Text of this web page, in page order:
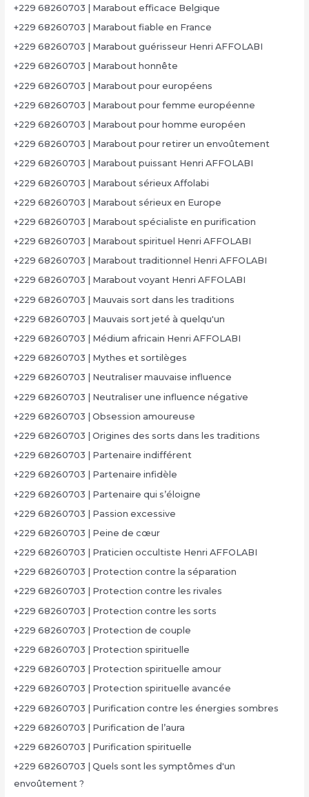
+229 68260703 | Marabout efficace Belgique
+229 68260703 | Marabout fiable en France
+229 68260703 | Marabout guérisseur Henri AFFOLABI
+229 68260703 | Marabout honnête
+229 68260703 | Marabout pour européens
+229 68260703 | Marabout pour femme européenne
+229 68260703 | Marabout pour homme européen
+229 68260703 | Marabout pour retirer un envoûtement
+229 68260703 | Marabout puissant Henri AFFOLABI
+229 68260703 | Marabout sérieux Affolabi
+229 68260703 | Marabout sérieux en Europe
+229 68260703 | Marabout spécialiste en purification
+229 68260703 | Marabout spirituel Henri AFFOLABI
+229 68260703 | Marabout traditionnel Henri AFFOLABI
+229 68260703 | Marabout voyant Henri AFFOLABI
+229 68260703 | Mauvais sort dans les traditions
+229 68260703 | Mauvais sort jeté à quelqu'un
+229 68260703 | Médium africain Henri AFFOLABI
+229 68260703 | Mythes et sortilèges
+229 68260703 | Neutraliser mauvaise influence
+229 68260703 | Neutraliser une influence négative
+229 68260703 | Obsession amoureuse
+229 68260703 | Origines des sorts dans les traditions
+229 68260703 | Partenaire indifférent
+229 68260703 | Partenaire infidèle
+229 68260703 | Partenaire qui s’éloigne
+229 68260703 | Passion excessive
+229 68260703 | Peine de cœur
+229 68260703 | Praticien occultiste Henri AFFOLABI
+229 68260703 | Protection contre la séparation
+229 68260703 | Protection contre les rivales
+229 68260703 | Protection contre les sorts
+229 68260703 | Protection de couple
+229 68260703 | Protection spirituelle
+229 68260703 | Protection spirituelle amour
+229 68260703 | Protection spirituelle avancée
+229 68260703 | Purification contre les énergies sombres
+229 68260703 | Purification de l’aura
+229 68260703 | Purification spirituelle
+229 68260703 | Quels sont les symptômes d'un
envoûtement ?